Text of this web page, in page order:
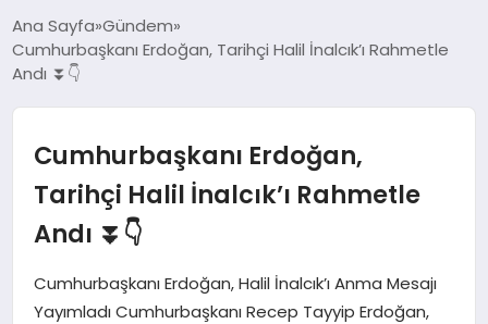
YAŞAM
DÜNYA
MAGAZIN
Ana Sayfa Gündem
Cumhurbaşkanı Erdoğan, Tarihçi Halil İnalcık’ı Rahmetle
Andı ⏬👇
Cumhurbaşkanı Erdoğan,
Tarihçi Halil İnalcık’ı Rahmetle
Andı ⏬👇
Cumhurbaşkanı Erdoğan, Halil İnalcık’ı Anma Mesajı
Yayımladı Cumhurbaşkanı Recep Tayyip Erdoğan,